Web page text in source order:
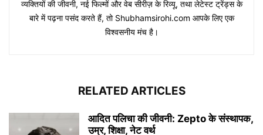
व्यक्तियों की जीवनी, नई फिल्मों और वेब सीरीज़ के रिव्यू, तथा लेटेस्ट ट्रेंड्स के
बारे में पढ़ना पसंद करते हैं, तो Shubhamsirohi.com आपके लिए एक
विश्वसनीय मंच है।
RELATED ARTICLES
आदित पलिचा की जीवनी: Zepto के संस्थापक,
उम्र, शिक्षा, नेट वर्थ